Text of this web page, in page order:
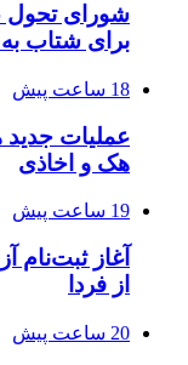
شورای تحول
برای شتاب
18 ساعت پیش
عملیات جدید
هک و اخاذی
19 ساعت پیش
آغاز
از فردا
20 ساعت پیش